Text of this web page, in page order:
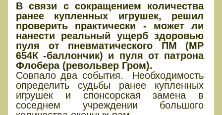
В связи с сокращением количества
ранее купленных игрушек, решил
проверить практически - может ли
нанести реальный ущерб здоровью
пуля от пневматического ПМ (МР
654К -баллончик) и пуля от патрона
Флобера (револьвер Гром).
Совпало два события. Необходимость
определить судьбы ранее купленных
игрушек и спонсорская замена в
соседнем учреждении большого